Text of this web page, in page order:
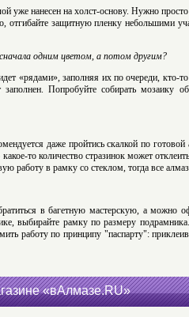
уже нанесен на холст-основу. Нужно
отгибайте защитную пленку небольшими
одним цветом, а потом другим?
«рядами», заполняя их по очереди, кто-
Попробуйте собирать мозаику
даже пройтись скалкой по
то количество стразинок может
работу в рамку со стеклом, тогда все
в багетную мастерскую, а можно
выбирайте рамку по размеру
работу по принципу "паспарту":
«вАлмазе.RU»